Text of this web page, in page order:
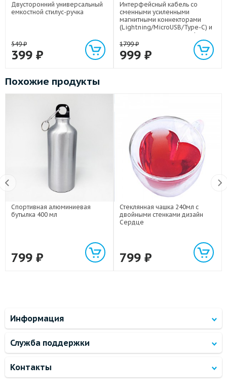
Двусторонний универсальный
емкостной стилус-ручка
549₽
399 ₽
Интерфейсный кабель со
сменными усиленными
магнитными коннекторами
(Lightning/MicroUSB/Type-C) и
световым индикатором 1м
1799₽
999 ₽
Похожие продукты
Спортивная алюминиевая
бутылка 400 мл
799 ₽
Стеклянная чашка 240мл с
двойными стенками дизайн
Сердце
799 ₽
Информация
Служба поддержки
Контакты